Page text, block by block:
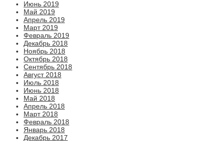
Июнь 2019
Май 2019
Апрель 2019
Март 2019
Февраль 2019
Декабрь 2018
Ноябрь 2018
Октябрь 2018
Сентябрь 2018
Август 2018
Июль 2018
Июнь 2018
Май 2018
Апрель 2018
Март 2018
Февраль 2018
Январь 2018
Декабрь 2017